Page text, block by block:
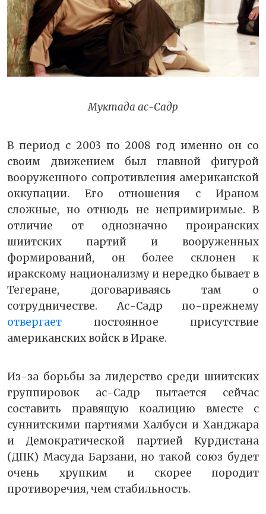
Муктада ас-Садр
В период с 2003 по 2008 год именно он со
своим движением был главной фигурой
вооруженного сопротивления американской
оккупации. Его отношения с Ираном
сложные, но отнюдь не непримиримые. В
отличие от однозначно проиранских
шиитских партий и вооруженных
формирований, он более склонен к
иракскому национализму и нередко бывает в
Тегеране, договариваясь там о
сотрудничестве. Ас-Садр по-прежнему
отвергает постоянное присутствие
американских войск в Ираке.
Из-за борьбы за лидерство среди шиитских
группировок ас-Садр пытается сейчас
составить правящую коалицию вместе с
суннитскими партиями Халбуси и Ханджара
и Демократической партией Курдистана
(ДПК) Масуда Барзани, но такой союз будет
очень хрупким и скорее породит
противоречия, чем стабильность.